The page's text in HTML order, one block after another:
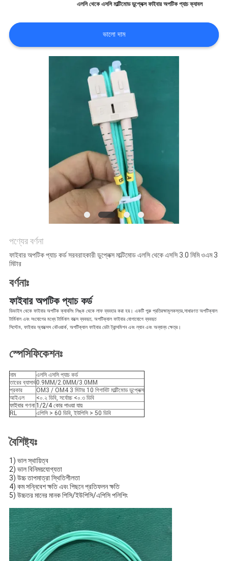
এলসি থেকে এসসি মাল্টিমোড ডুপ্লেক্স ফাইবার অপটিক প্যাচ ক্যাবল
ভালো দাম
পণ্যের বর্ণনা
ফাইবার অপটিক প্যাচ কর্ড সরবরাহকারী ডুপ্লেক্স মাল্টিমোড এলসি থেকে এসসি 3.0 মিমি ওএম 3
মিটার
বর্ণনাঃ
ফাইবার অপটিক প্যাচ কর্ড
ডিভাইস থেকে ফাইবার অপটিক ক্যাবলিং লিঙ্ক থেকে লাফ ব্যবহার করা হয়। একটি পুরু প্রতিরক্ষামূলকস্তর,সাধারণত অপটিক্যাল
টার্মিনাল এবং সংযোগের মধ্যে টার্মিনাল বাক্সে ব্যবহৃত, অপটিক্যাল ফাইবার যোগাযোগে ব্যবহৃত
সিস্টেম, ফাইবার অ্যাক্সেস নেটওয়ার্ক, অপটিক্যাল ফাইবার ডেটা ট্রান্সমিশন এবং ল্যান এবং অন্যান্য ক্ষেত্র।
স্পেসিফিকেশনঃ
নাম
এলসি এসসি প্যাচ কর্ড
তারের ব্যাসার্ধ0.9MM/2.0MM/3.0MM
প্রকার
OM3 / OM4 3 মিটার 10 গিগাবিট মাল্টিমোড ডুপ্লেক্স
আইএল
<০.২ ডিবি, সর্বোচ্চ <০.৩ ডিবি
ফাইবার গণনা 1/2/4 কোর পাওয়া যায়
RL
এপিসি > 60 ডিবি, ইউপিসি > 50 ডিবি
বৈশিষ্ট্যঃ
1) ভাল স্থায়িত্ব
2) ভাল বিনিময়যোগ্যতা
3) উচ্চ তাপমাত্রা স্থিতিশীলতা
4) কম সন্নিবেশ ক্ষতি এবং পিছনে প্রতিফলন ক্ষতি
5) উচ্চতর মানের মানক পিসি/ইউপিসি/এপিসি পলিশিং